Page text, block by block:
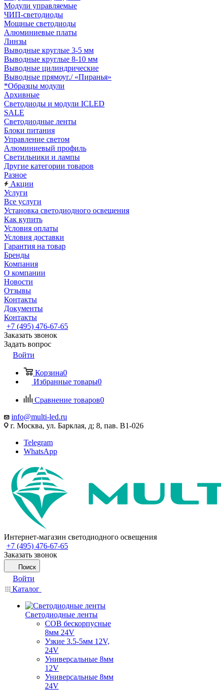
Модули управляемые
ЧИП-светодиоды
Мощные светодиоды
Алюминиевые платы
Линзы
Выводные круглые 3-5 мм
Выводные круглые 8-10 мм
Выводные цилиндрические
Выводные прямоуг./ «Пиранья»
*Образцы модули
Архивные
Светодиоды и модули ICLED
SALE
Светодиодные ленты
Блоки питания
Управление светом
Алюминиевый профиль
Светильники и лампы
Другие категории товаров
Разное
Акции
Услуги
Все услуги
Установка светодиодного освещения
Как купить
Условия оплаты
Условия доставки
Гарантия на товар
Бренды
Компания
О компании
Новости
Отзывы
Контакты
Документы
Контакты
+7 (495) 476-67-65
Заказать звонок
Задать вопрос
Войти
Корзина0
Избранные товары0
Сравнение товаров0
info@multi-led.ru
г. Москва, ул. Барклая, д; 8, пав. B1-026
Telegram
WhatsApp
Интернет-магазин светодиодного освещения
+7 (495) 476-67-65
Заказать звонок
Поиск
Войти
Каталог
Светодиодные ленты
COB бескорпусные
8мм 24V
Узкие 3.5-5мм 12V,
24V
Универсальные 8мм
12V
Универсальные 8мм
24V